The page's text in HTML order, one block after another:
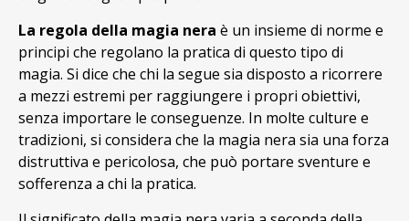
La regola della magia nera è un insieme di norme e
principi che regolano la pratica di questo tipo di
magia. Si dice che chi la segue sia disposto a ricorrere
a mezzi estremi per raggiungere i propri obiettivi,
senza importare le conseguenze. In molte culture e
tradizioni, si considera che la magia nera sia una forza
distruttiva e pericolosa, che può portare sventure e
sofferenza a chi la pratica.